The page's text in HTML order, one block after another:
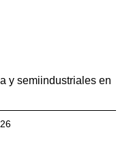
y semiindustriales en